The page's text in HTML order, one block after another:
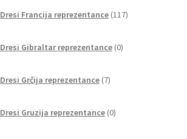
Dresi Francija reprezentance 117izdelkov
Dresi Gibraltar reprezentance 0izdelkov
Dresi Grčija reprezentance 7izdelkov
Dresi Gruzija reprezentance 0izdelkov